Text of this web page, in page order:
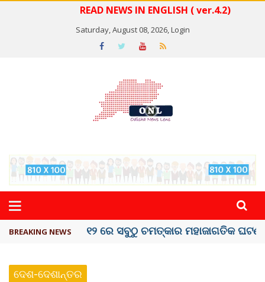
READ NEWS IN ENGLISH ( ver.4.2)
Saturday, August 08, 2026,Login
BREAKING NEWS କେରଳରେ ‘ରାଟ୍ ଫିଭର୍’ ଆତଙ୍କ, ୫୮ ମୃତ
ଦେଶ-ଦେଶାନ୍ତର